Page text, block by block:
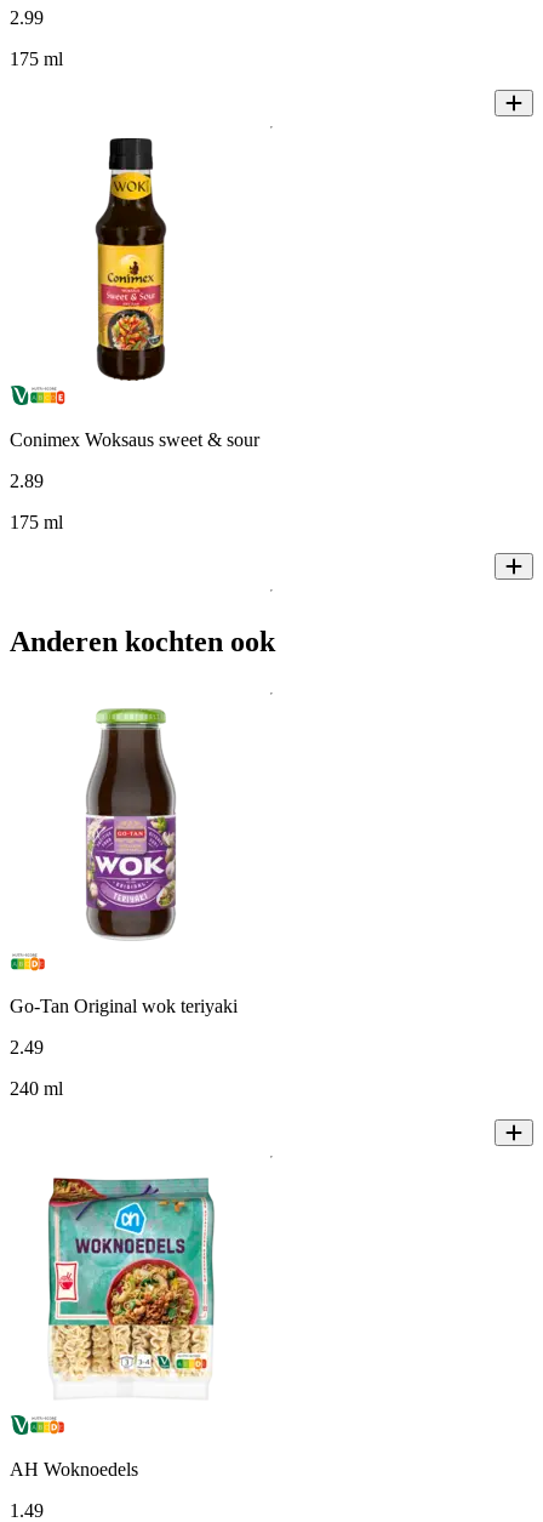
2.99
175 ml
Conimex Woksaus sweet & sour
2.89
175 ml
Anderen kochten ook
Go-Tan Original wok teriyaki
2.49
240 ml
AH Woknoedels
1 .49